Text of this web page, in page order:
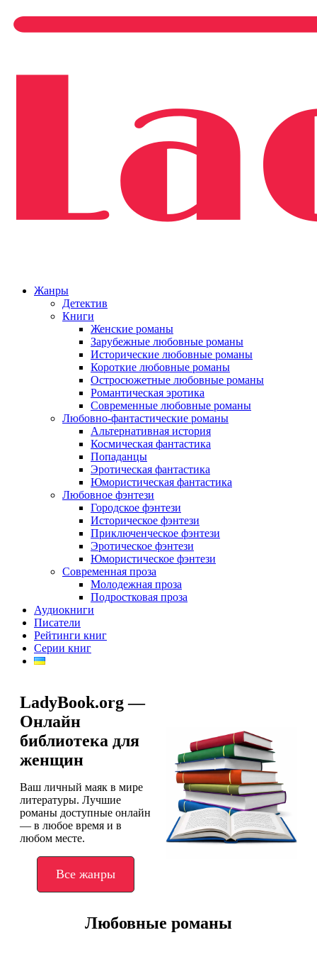
Жанры
Детектив
Книги
Женские романы
Зарубежные любовные романы
Исторические любовные романы
Короткие любовные романы
Остросюжетные любовные романы
Романтическая эротика
Современные любовные романы
Любовно-фантастические романы
Альтернативная история
Космическая фантастика
Попаданцы
Эротическая фантастика
Юмористическая фантастика
Любовное фэнтези
Городское фэнтези
Историческое фэнтези
Приключенческое фэнтези
Эротическое фэнтези
Юмористическое фэнтези
Современная проза
Молодежная проза
Подростковая проза
Аудиокниги
Писатели
Рейтинги книг
Серии книг
LadyBook.org —
Онлайн
библиотека для
женщин
Ваш личный маяк в мире
литературы. Лучшие
романы доступные онлайн
— в любое время и в
любом месте.
Все жанры
Любовные романы